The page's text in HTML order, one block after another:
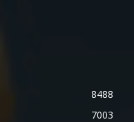
8488
7003